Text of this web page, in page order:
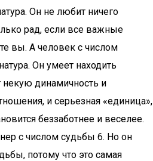
Он не любит ничего
рад, если все важные
вы. А человек с числом
Он умеет находить
динамичность и
и серьезная «единица»,
беззаботнее и веселее.
с числом судьбы 6. Но он
потому что это самая